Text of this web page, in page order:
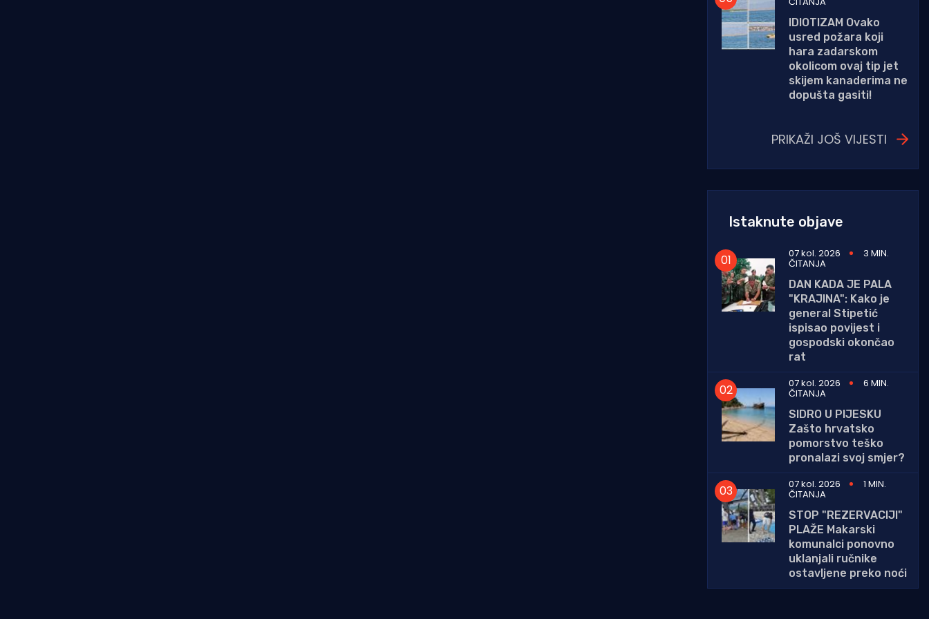
IDIOTIZAM Ovako
usred požara koji
hara zadarskom
okolicom ovaj tip jet
skijem kanaderima ne
dopušta gasiti!
PRIKAŽI JOŠ VIJESTI
Istaknute objave
07 kol. 2026 3 MIN.
ČITANJA
DAN KADA JE PALA
"KRAJINA": Kako je
general Stipetić
ispisao povijest i
gospodski okončao
rat
07 kol. 2026
6 MIN.
ČITANJA
SIDRO U PIJESKU
Zašto hrvatsko
pomorstvo teško
pronalazi svoj smjer?
07 kol. 2026
1 MIN.
ČITANJA
STOP "REZERVACIJI"
PLAŽE Makarski
komunalci ponovno
uklanjali ručnike
ostavljene preko noći